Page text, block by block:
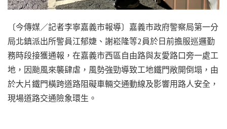
〔今傳媒／記者李寧嘉義市報導〕嘉義市政府警察局第一分
局北鎮派出所警員江郁婕、謝崧隆等2員於日前擔服巡邏勤
務時段接獲通報，在嘉義市西區自由路與友愛路口旁一處工
地，因颱風來襲肆虐，風勢強勁導致工地鐵門敞開倒塌，由
於大片鐵門橫跨道路阻礙車輛交通動線及影響用路人安全，
現場道路交通險象環生。